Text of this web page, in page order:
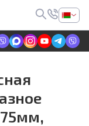
75мм,